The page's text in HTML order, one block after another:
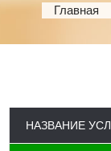
Главная
НАЗВАНИЕ